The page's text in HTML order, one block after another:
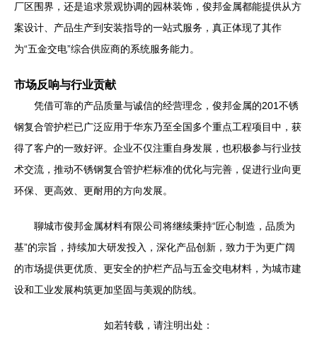
厂区围界，还是追求景观协调的园林装饰，俊邦金属都能提供从方
案设计、产品生产到安装指导的一站式服务，真正体现了其作
为“五金交电”综合供应商的系统服务能力。
市场反响与行业贡献
凭借可靠的产品质量与诚信的经营理念，俊邦金属的201不锈
钢复合管护栏已广泛应用于华东乃至全国多个重点工程项目中，获
得了客户的一致好评。企业不仅注重自身发展，也积极参与行业技
术交流，推动不锈钢复合管护栏标准的优化与完善，促进行业向更
环保、更高效、更耐用的方向发展。
聊城市俊邦金属材料有限公司将继续秉持“匠心制造，品质为
基”的宗旨，持续加大研发投入，深化产品创新，致力于为更广阔
的市场提供更优质、更安全的护栏产品与五金交电材料，为城市建
设和工业发展构筑更加坚固与美观的防线。
如若转载，请注明出处：